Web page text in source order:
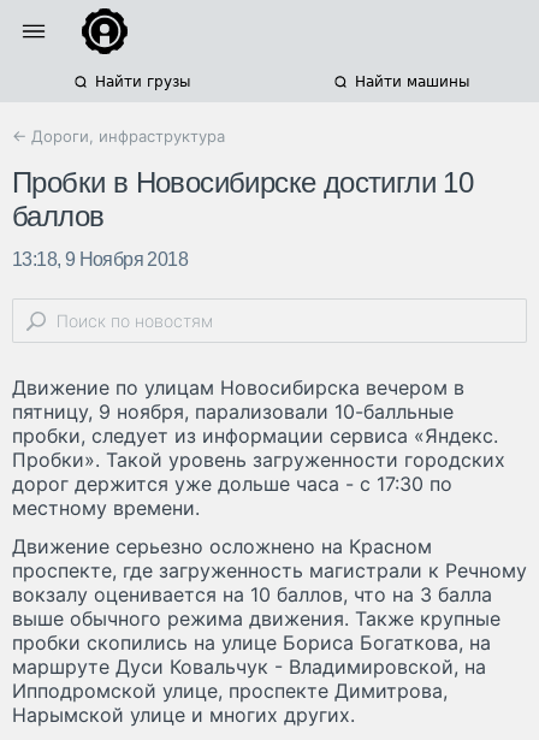
Найти грузы Найти машины
← Дороги, инфраструктура
Пробки в Новосибирске достигли 10
баллов
13:18, 9 Ноября 2018
Движение по улицам Новосибирска вечером в
пятницу, 9 ноября, парализовали 10-балльные
пробки, следует из информации сервиса «Яндекс.
Пробки». Такой уровень загруженности городских
дорог держится уже дольше часа - с 17:30 по
местному времени.
Движение серьезно осложнено на Красном
проспекте, где загруженность магистрали к Речному
вокзалу оценивается на 10 баллов, что на 3 балла
выше обычного режима движения. Также крупные
пробки скопились на улице Бориса Богаткова, на
маршруте Дуси Ковальчук - Владимировской, на
Ипподромской улице, проспекте Димитрова,
Нарымской улице и многих других.